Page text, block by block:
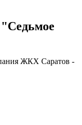
ЖКХ Саратов -